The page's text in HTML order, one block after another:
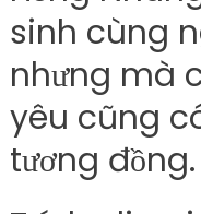
sinh cùng
nhưng mà
yêu cũng
tương đồng.